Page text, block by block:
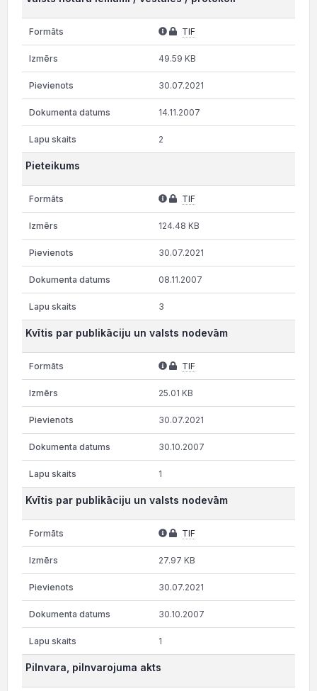
TIF
49.59 KB
30.07.2021
14.11.2007
2
Pieteikums
TIF
124.48 KB
30.07.2021
08.11.2007
3
Kvītis par publikāciju un valsts nodevām
TIF
25.01 KB
30.07.2021
30.10.2007
1
Kvītis par publikāciju un valsts nodevām
TIF
27.97 KB
30.07.2021
30.10.2007
1
Pilnvara, pilnvarojuma akts